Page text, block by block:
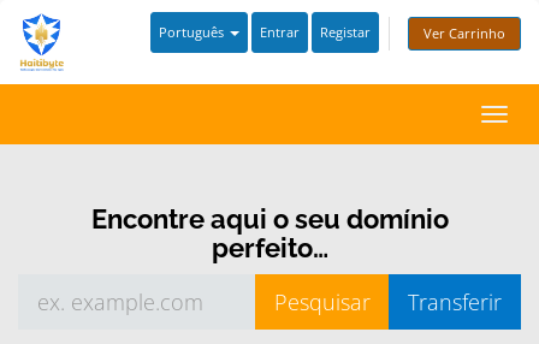
Português Entrar Registar Ver Carrinho
Encontre aqui o seu domínio
perfeito…